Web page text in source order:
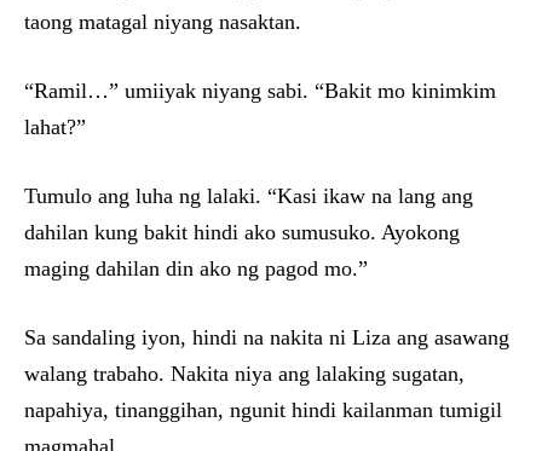
taong matagal niyang nasaktan.
“Ramil…” umiiyak niyang sabi. “Bakit mo kinimkim
lahat?”
Tumulo ang luha ng lalaki. “Kasi ikaw na lang ang
dahilan kung bakit hindi ako sumusuko. Ayokong
maging dahilan din ako ng pagod mo.”
Sa sandaling iyon, hindi na nakita ni Liza ang asawang
walang trabaho. Nakita niya ang lalaking sugatan,
napahiya, tinanggihan, ngunit hindi kailanman tumigil